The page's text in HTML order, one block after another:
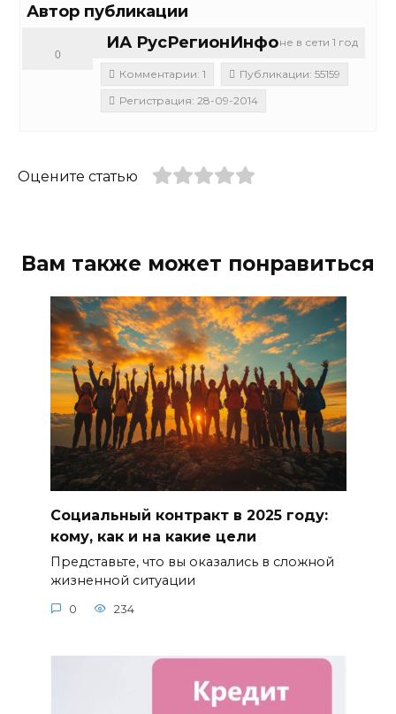
Автор публикации
не в сети 1 год
ИА РусРегионИнфо
0
Комментарии: 1
Публикации: 55159
Регистрация: 28-09-2014
Оцените статью
Вам также может понравиться
Социальный контракт в 2025 году:
кому, как и на какие цели
Представьте, что вы оказались в сложной
жизненной ситуации
0 234